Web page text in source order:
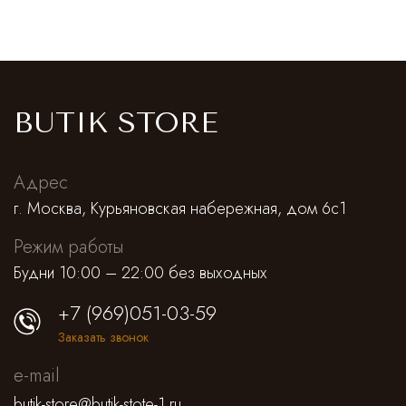
BUTIK STORE
Адрес
г. Москва, Курьяновская набережная, дом 6с1
Режим работы
Будни 10:00 – 22:00 без выходных
+7 (969)051-03-59
Заказать звонок
e-mail